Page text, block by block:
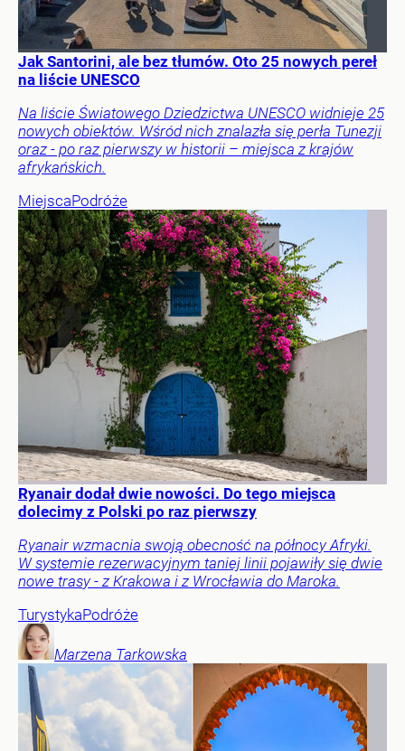
Jak Santorini, ale bez tłumów. Oto 25 nowych pereł
na liście UNESCO
Na liście Światowego Dziedzictwa UNESCO widnieje 25
nowych obiektów. Wśród nich znalazła się perła Tunezji
oraz - po raz pierwszy w historii – miejsca z krajów
afrykańskich.
MiejscaPodróże
Ryanair dodał dwie nowości. Do tego miejsca
dolecimy z Polski po raz pierwszy
Ryanair wzmacnia swoją obecność na północy Afryki.
W systemie rezerwacyjnym taniej linii pojawiły się dwie
nowe trasy - z Krakowa i z Wrocławia do Maroka.
TurystykaPodróże
Marzena Tarkowska